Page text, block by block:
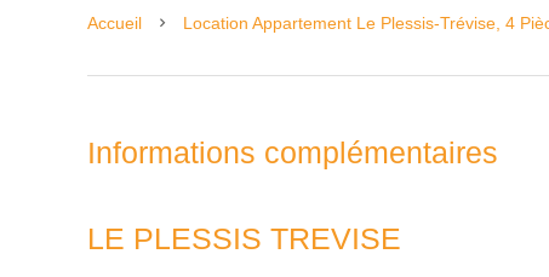
Accueil Location Appartement Le Plessis-Trévise, 4
Informations complémentaires
LE PLESSIS TREVISE